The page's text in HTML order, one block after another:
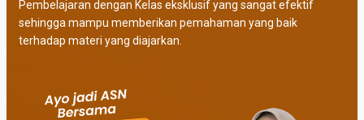
Pembelajaran dengan Kelas eksklusif yang sangat efektif
sehingga mampu memberikan pemahaman yang baik
terhadap materi yang diajarkan.